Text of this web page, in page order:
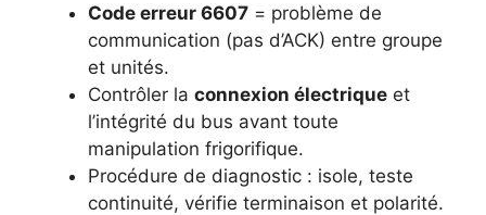
Code erreur 6607 = problème de
communication (pas d’ACK) entre groupe
et unités.
Contrôler la connexion électrique et
l’intégrité du bus avant toute
manipulation frigorifique.
Procédure de diagnostic : isole, teste
continuité, vérifie terminaison et polarité.